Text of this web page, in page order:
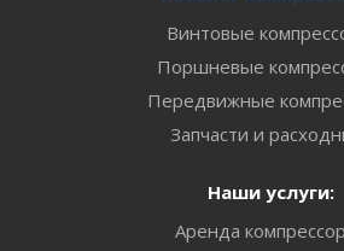
Винтовые
Поршневые
Передвижные
Запчасти и
Наши услуги:
Аренда